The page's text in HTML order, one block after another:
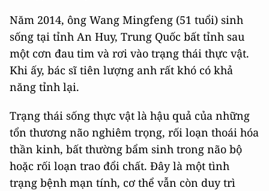
Năm 2014, ông Wang Mingfeng (51 tuổi) sinh
sống tại tỉnh An Huy, Trung Quốc bất tỉnh sau
một cơn đau tim và rơi vào trạng thái thực vật.
Khi ấy, bác sĩ tiên lượng anh rất khó có khả
năng tỉnh lại.
Trạng thái sống thực vật là hậu quả của những
tổn thương não nghiêm trọng, rối loạn thoái hóa
thần kinh, bất thường bẩm sinh trong não bộ
hoặc rối loạn trao đổi chất. Đây là một tình
trạng bệnh mạn tính, cơ thể vẫn còn duy trì